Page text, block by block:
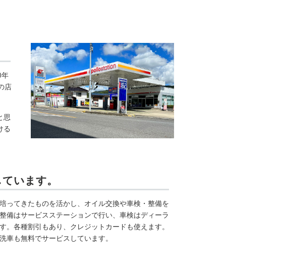
店
思
る
います。
ってきたものを活かし、オイル交換や車検・整備を
備はサービスステーションで行い、車検はディーラ
各種割引もあり、クレジットカードも使えます。
も無料でサービスしています。